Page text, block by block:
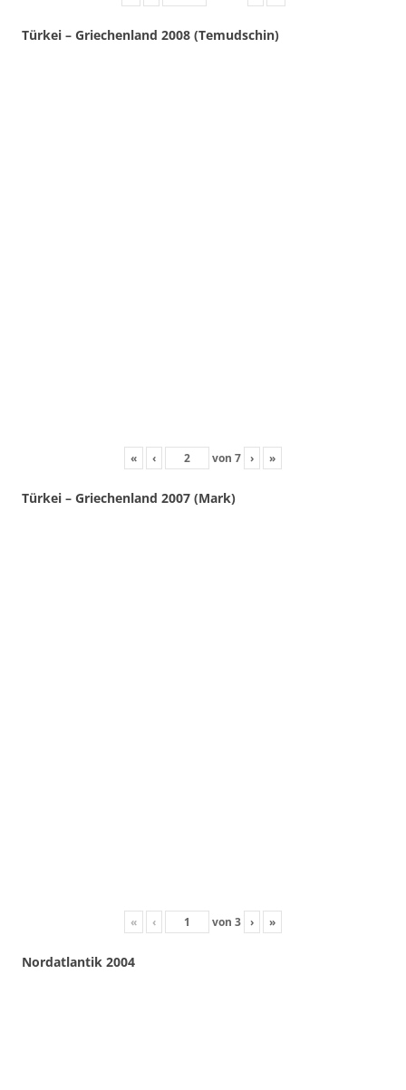
Türkei – Griechenland 2008 (Temudschin)
« ‹ von 7 › »
Türkei – Griechenland 2007 (Mark)
« ‹ von 3 › »
Nordatlantik 2004